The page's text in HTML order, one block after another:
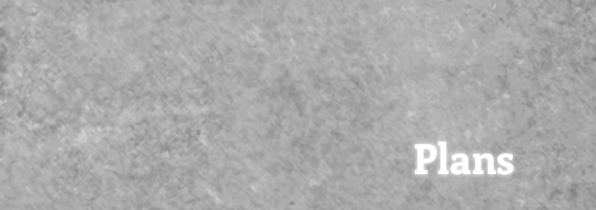
​ライブミックスも別途受付ております。
福岡市内、県内はもちろん他県でもお仕事お受けさせて頂きます。
Plans